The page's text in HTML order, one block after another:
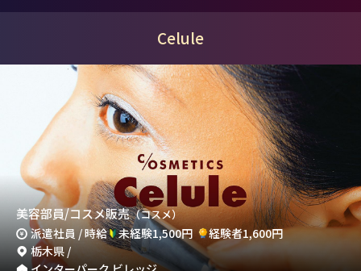
Celule
美容部員/コスメ販売（コスメ）
派遣社員 / 時給 未経験1,500円
経験者1,600円
栃木県 /